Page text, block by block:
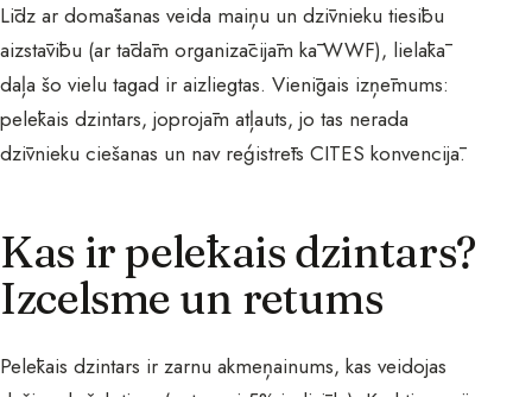
Līdz ar domāšanas veida maiņu un dzīvnieku tiesību
aizstāvību (ar tādām organizācijām kā WWF), lielākā
daļa šo vielu tagad ir aizliegtas. Vienīgais izņēmums:
pelēkais dzintars, joprojām atļauts, jo tas nerada
dzīvnieku ciešanas un nav reģistrēts CITES konvencijā.
Kas ir pelēkais dzintars?
Izcelsme un retums
Pelēkais dzintars ir zarnu akmeņainums, kas veidojas